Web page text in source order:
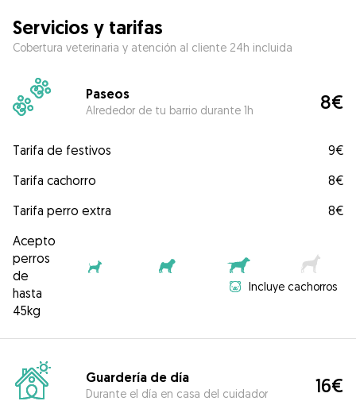
Servicios y tarifas
Cobertura veterinaria y atención al cliente 24h incluida
Paseos
Alrededor de tu barrio durante 1h 8€
Tarifa de festivos
9€
Tarifa cachorro
8€
Tarifa perro extra
8€
Acepto
perros
de
hasta
45kg
Incluye cachorros
Guardería de día
Durante el día en casa del cuidador 16€